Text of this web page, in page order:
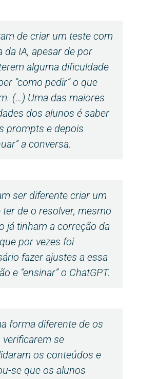
de criar um teste com
da IA, apesar de por
alguma dificuldade
“como pedir” o que
(…) Uma das maiores
dos alunos é saber
prompts e depois
a conversa.
ser diferente criar um
ter de o resolver, mesmo
já tinham a correção da
por vezes foi
fazer ajustes a essa
e “ensinar” o ChatGPT.
forma diferente de os
verificarem se
os conteúdos e
se que os alunos